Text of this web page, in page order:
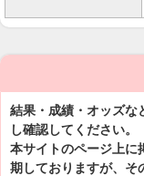
結果・成績・オッズな
し確認してください。
本サイトのページ上に
期しておりますが、そ